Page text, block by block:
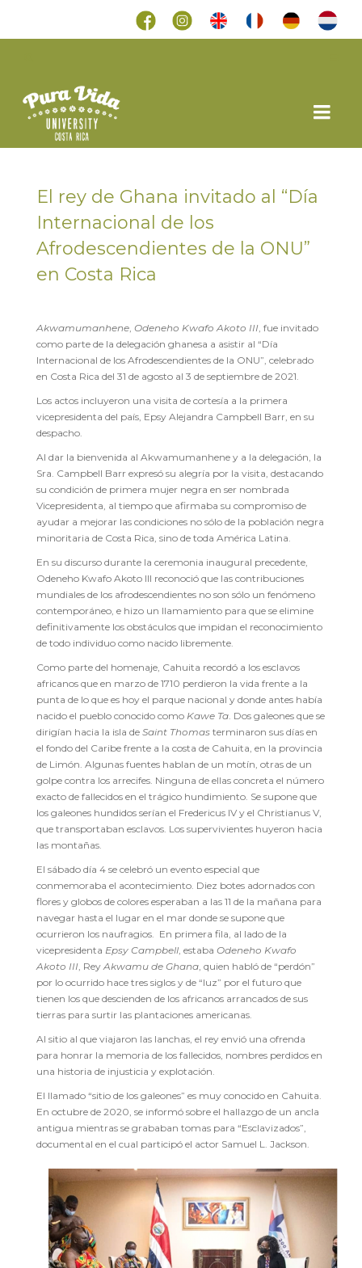
El rey de Ghana invitado al “Día
Internacional de los
Afrodescendientes de la ONU”
en Costa Rica
Akwamumanhene, Odeneho Kwafo Akoto III, fue invitado
como parte de la delegación ghanesa a asistir al “Día
Internacional de los Afrodescendientes de la ONU”, celebrado
en Costa Rica del 31 de agosto al 3 de septiembre de 2021.
Los actos incluyeron una visita de cortesía a la primera
vicepresidenta del país, Epsy Alejandra Campbell Barr, en su
despacho.
Al dar la bienvenida al Akwamumanhene y a la delegación, la
Sra. Campbell Barr expresó su alegría por la visita, destacando
su condición de primera mujer negra en ser nombrada
Vicepresidenta, al tiempo que afirmaba su compromiso de
ayudar a mejorar las condiciones no sólo de la población negra
minoritaria de Costa Rica, sino de toda América Latina.
En su discurso durante la ceremonia inaugural precedente,
Odeneho Kwafo Akoto III reconoció que las contribuciones
mundiales de los afrodescendientes no son sólo un fenómeno
contemporáneo, e hizo un llamamiento para que se elimine
definitivamente los obstáculos que impidan el reconocimiento
de todo individuo como nacido libremente.
Como parte del homenaje, Cahuita recordó a los esclavos
africanos que en marzo de 1710 perdieron la vida frente a la
punta de lo que es hoy el parque nacional y donde antes había
nacido el pueblo conocido como Kawe Ta. Dos galeones que se
dirigían hacia la isla de Saint Thomas terminaron sus días en
el fondo del Caribe frente a la costa de Cahuita, en la provincia
de Limón. Algunas fuentes hablan de un motín, otras de un
golpe contra los arrecifes. Ninguna de ellas concreta el número
exacto de fallecidos en el trágico hundimiento. Se supone que
los galeones hundidos serían el Fredericus IV y el Christianus V,
que transportaban esclavos. Los supervivientes huyeron hacia
las montañas.
El sábado día 4 se celebró un evento especial que
conmemoraba el acontecimiento. Diez botes adornados con
flores y globos de colores esperaban a las 11 de la mañana para
navegar hasta el lugar en el mar donde se supone que
ocurrieron los naufragios. En primera fila, al lado de la
vicepresidenta Epsy Campbell, estaba Odeneho Kwafo
Akoto III, ReyAkwamu de Ghana, quien habló de “perdón”
por lo ocurrido hace tres siglos y de “luz” por el futuro que
tienen los que descienden de los africanos arrancados de sus
tierras para surtir las plantaciones americanas.
Al sitio al que viajaron las lanchas, el rey envió una ofrenda
para honrar la memoria de los fallecidos, nombres perdidos en
una historia de injusticia y explotación.
El llamado “sitio de los galeones” es muy conocido en Cahuita.
En octubre de 2020, se informó sobre el hallazgo de un ancla
antigua mientras se grababan tomas para “Esclavizados”,
documental en el cual participó el actor Samuel L. Jackson.